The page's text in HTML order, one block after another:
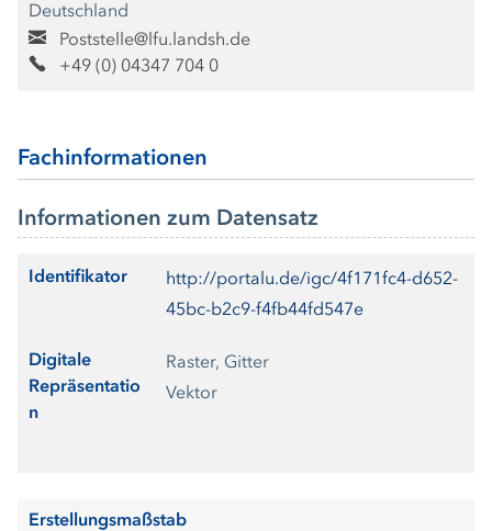
Deutschland
Poststelle@lfu.landsh.de
+49 (0) 04347 704 0
Fachinformationen
Informationen zum Datensatz
Identifikator
http://portalu.de/igc/4f171fc4-d652-
45bc-b2c9-f4fb44fd547e
Digitale
Repräsentatio
n
Raster, Gitter
Vektor
Erstellungsmaßstab